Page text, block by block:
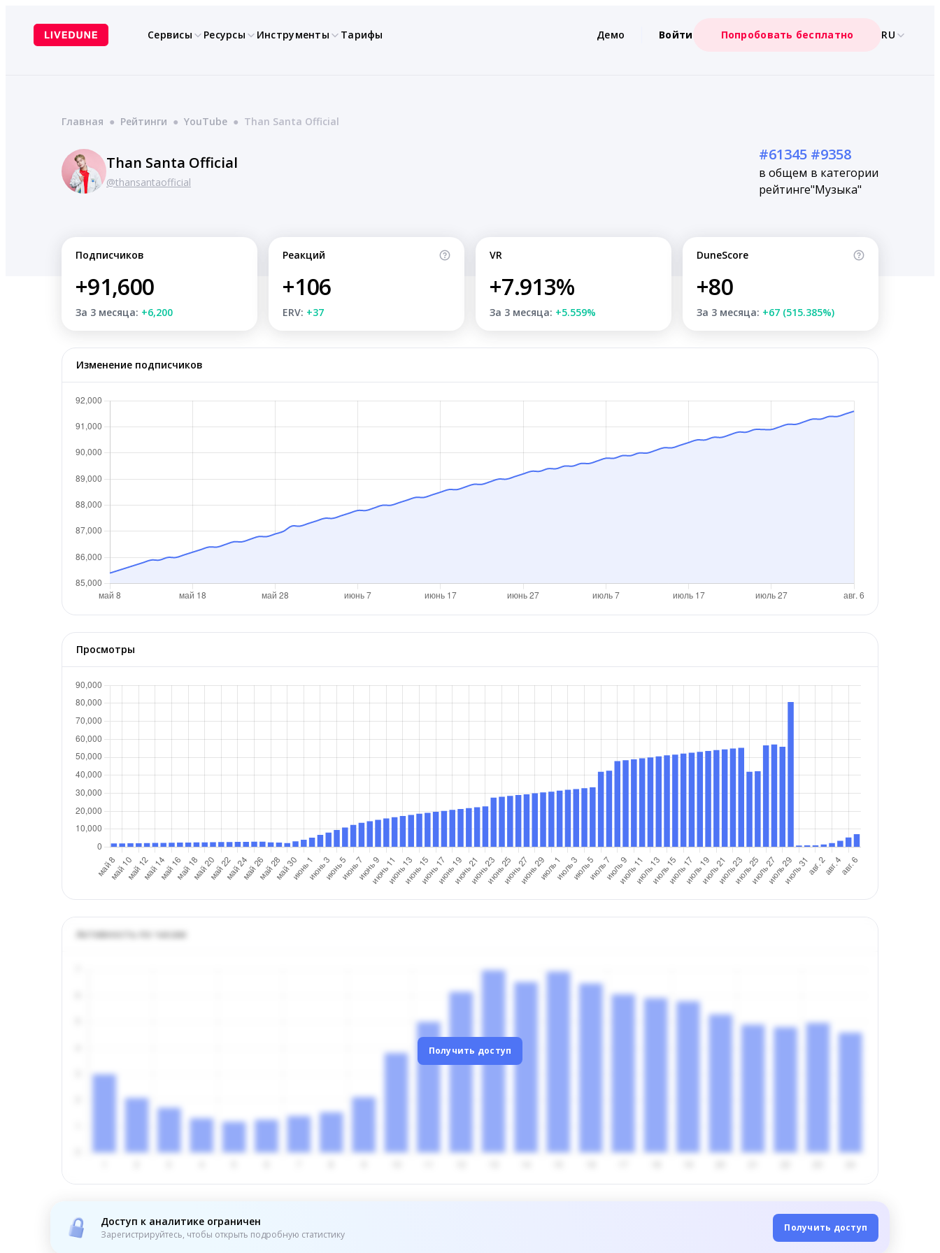
содержимому
Сервисы Ресурсы Инструменты Тарифы Демо Войти Попробовать бесплатно RU
Главная ● Рейтинги ● YouTube ● Than Santa Official
Than Santa Official
@thansantaofficial
#61345
в общем
рейтинге
#9358
в категории
"Музыка"
Подписчиков
+91,600
За 3 месяца: +6,200
Реакций
+106
ERV: +37
VR
+7.913%
За 3 месяца: +5.559%
DuneScore
+80
За 3 месяца: +67 (515.385%)
Изменение подписчиков
Просмотры
Активность по часам
Получить доступ
Доступ к аналитике ограничен
Зарегистрируйтесь, чтобы открыть подробную статистику
Получить доступ